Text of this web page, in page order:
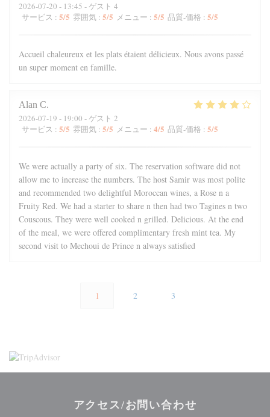
2026-07-20 - 13:45 - ゲスト 4
サービス : 5/5 雰囲気 : 5/5 メニュー : 5/5 品質-価格 : 5/5
Accueil chaleureux et les plats étaient délicieux. Nous avons passé
un super moment en famille.
Alan C
2026-07-19 - 19:00 - ゲスト 2
サービス : 5/5 雰囲気 : 5/5 メニュー : 4/5 品質-価格 : 5/5
We were actually a party of six. The reservation software did not
allow me to increase the numbers. The host Samir was most polite
and recommended two delightful Moroccan wines, a Rose n a
Fruity Red. We had a starter to share n then had two Tagines n two
Couscous. They were well cooked n grilled. Delicious. At the end
of the meal, we were offered complimentary fresh mint tea. My
second visit to Mechoui de Prince n always satisfied
1 2 3
アクセス/お問い合わせ